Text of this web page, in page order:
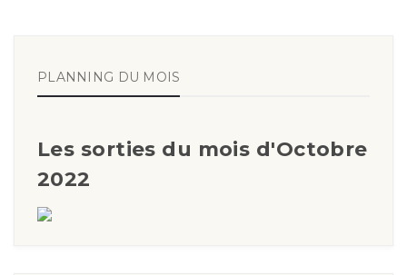
PLANNING DU MOIS
Les sorties du mois d'Octobre
2022